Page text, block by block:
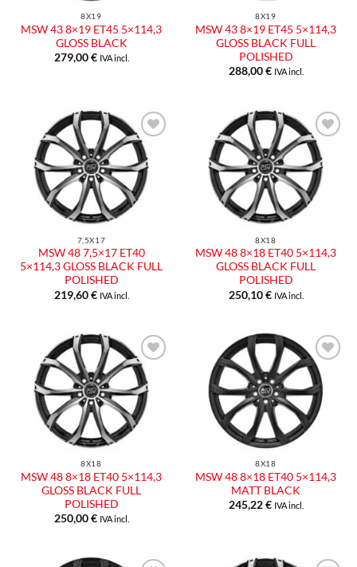
8X19
MSW 43 8×19 ET45 5×114,3
GLOSS BLACK
279,00€ IVA incl.
8X19
MSW 43 8×19 ET45 5×114,3
GLOSS BLACK FULL
POLISHED
288,00€ IVA incl.
Aggiungi
alla lista
dei
desideri
7,5X17
MSW 48 7,5×17 ET40
5×114,3 GLOSS BLACK FULL
POLISHED
219,60€ IVA incl.
Aggiungi
alla lista
dei
desideri
8X18
MSW 48 8×18 ET40 5×114,3
GLOSS BLACK FULL
POLISHED
250,10€ IVA incl.
Aggiungi
alla lista
dei
desideri
8X18
MSW 48 8×18 ET40 5×114,3
GLOSS BLACK FULL
POLISHED
250,00€ IVA incl.
Aggiungi
alla lista
dei
desideri
8X18
MSW 48 8×18 ET40 5×114,3
MATT BLACK
245,22€ IVA incl.